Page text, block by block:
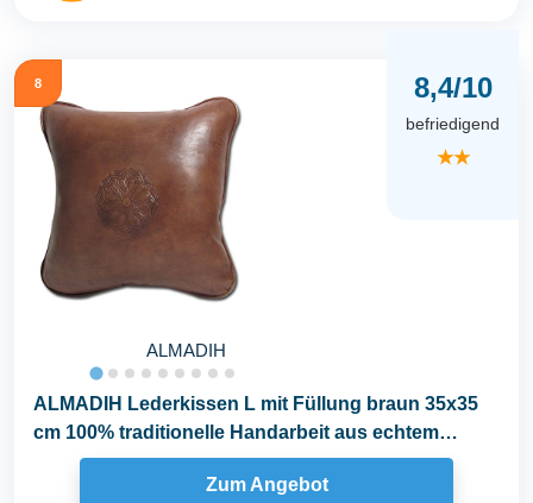
8
ALMADIH
8,4/10
befriedigend
★★
ALMADIH Lederkissen L mit Füllung braun 35x35
cm 100% traditionelle Handarbeit aus echtem
Leder...
Zum Angebot